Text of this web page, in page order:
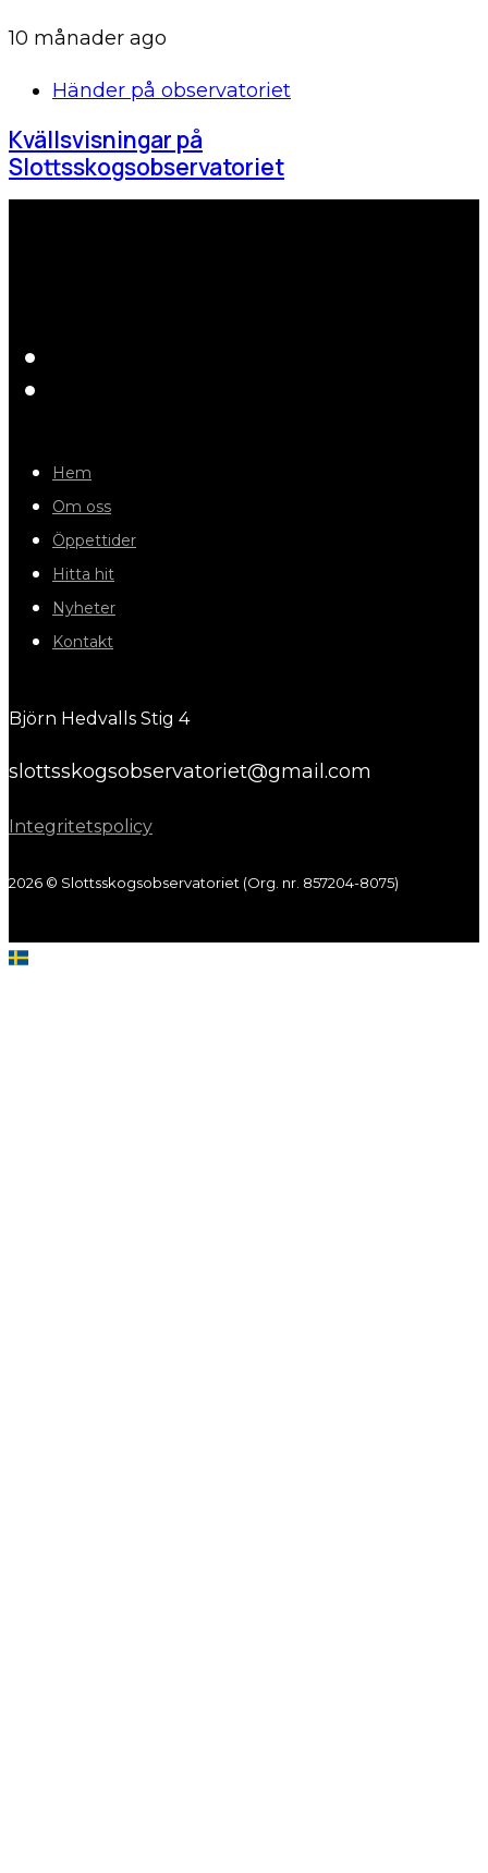
10 månader ago
Händer på observatoriet
Kvällsvisningar på
Slottsskogsobservatoriet
Hem
Om oss
Öppettider
Hitta hit
Nyheter
Kontakt
Björn Hedvalls Stig 4
slottsskogsobservatoriet@gmail.com
Integritetspolicy
2026 © Slottsskogsobservatoriet (Org. nr. 857204-8075)